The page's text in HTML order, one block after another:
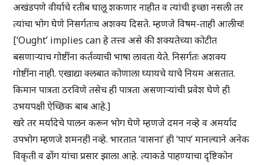
अखंडपणे वीर्याचे रतीब घालू शकणार नाहीत व त्यांची इच्छा नसली तर
त्यांचा भोग घेणे निसर्गतःच अशक्य दिसते. म्हणजे विषम-ताही आलीच!
[‘Ought’ implies can हे तत्त्व असे की शक्यतेच्या कोटीत
बसणाऱ्याच गोष्टींना कर्तव्याची भाषा लावता येते. निसर्गतः अशक्य
गोष्टींना नाही. एखाद्या क्लबात कोणाला घ्यायचे याचे नियम असतात.
किमान पात्रता ठरविणे तसेच ही पात्रता असणाऱ्यांची प्रवेश घेणे ही
उभयपक्षी ऐच्छिक बाब आहे.]
खरे तर मर्यादेचे पालन करून भोग घेणे म्हणजे दमन नव्हे व अमर्याद
उपभोग म्हणजे शमनही नव्हे. भारतात ‘वासना’ ही ‘पाप’ मानल्याने अनेक
विकृती व ढोंग यांचा प्रसार झाला आहे. त्याकडे पाहण्याचा दृष्टिकोन